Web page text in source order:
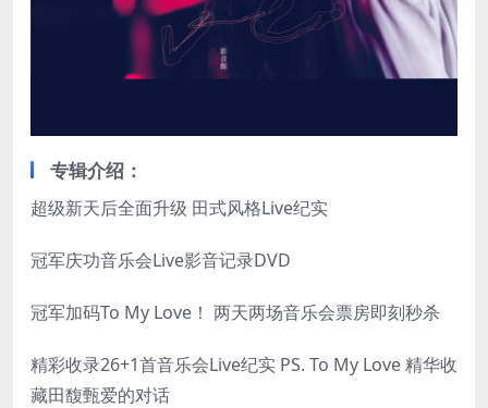
专辑介绍：
超级新天后全面升级 田式风格Live纪实
冠军庆功音乐会Live影音记录DVD
冠军加码To My Love！ 两天两场音乐会票房即刻秒杀
精彩收录26+1首音乐会Live纪实 PS. To My Love 精华收
藏田馥甄爱的对话